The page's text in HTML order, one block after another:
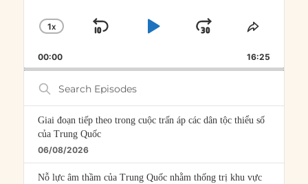
CHANGE
RATE
1X
SKIP
PLAYJUMP
FORWARD
SHARE
00:00 16:25
Search
Episodes
Giai đoạn tiếp theo trong cuộc trấn áp các dân tộc thiểu số
của Trung Quốc
06/08/2026
Nỗ lực âm thầm của Trung Quốc nhằm thống trị khu vực